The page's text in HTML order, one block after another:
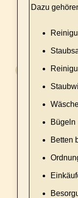
Dazu
Bügeln
Betten